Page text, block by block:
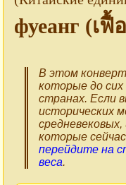
фуеанг (เฟื้
В этом
которые до сих
странах. Если
исторических
которые
перейдите на
веса.